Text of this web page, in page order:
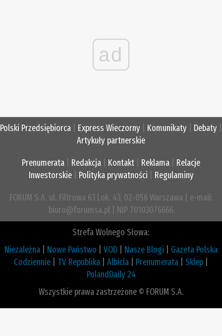
ad
Polski Przedsiębiorca Express Wieczorny Komunikaty Debaty
Artykuły partnerskie
Prenumerata Redakcja Kontakt Reklama
Relacje
Inwestorskie| Polityka prywatności Regulaminy
FORUM S.A. ul. Filtrowa 63 Lok. 43, 02-056 Warszawa | e-mail:
biuro@forumsa.pl | NIP 70103076666
Strefa Wolnego Słowa:
Niezależna
Nowe Państwo VOD Nasze Blogi
Gazeta Polska
Codziennie
TV Republika Albicla Prenumerata Sklep
PolandDaily 24
Wszystkie prawa zastrzeżone © FORUM S.A.